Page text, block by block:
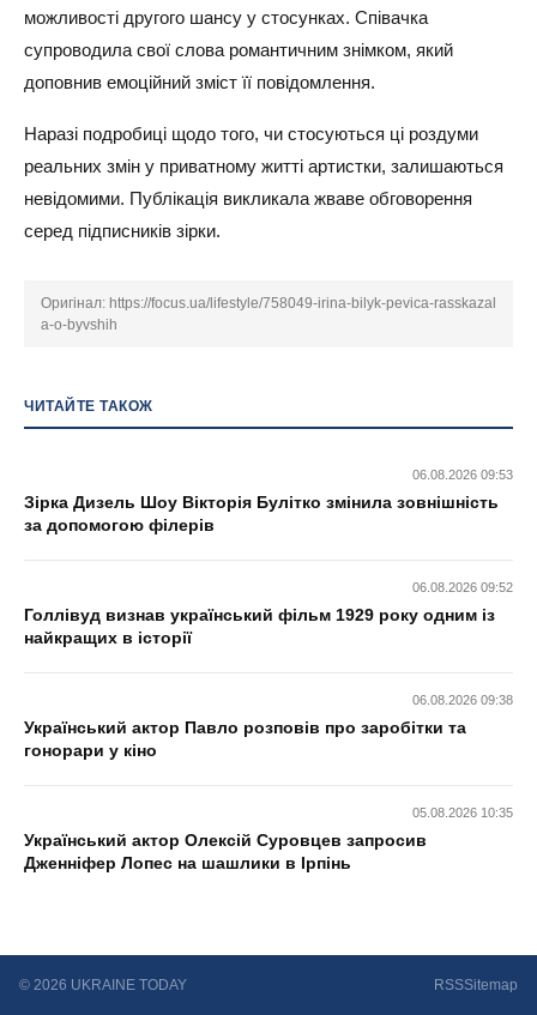
можливості другого шансу у стосунках. Співачка
супроводила свої слова романтичним знімком, який
доповнив емоційний зміст її повідомлення.
Наразі подробиці щодо того, чи стосуються ці роздуми
реальних змін у приватному житті артистки, залишаються
невідомими. Публікація викликала жваве обговорення
серед підписників зірки.
Оригінал: https://focus.ua/lifestyle/758049-irina-bilyk-pevica-rasskazal
a-o-byvshih
ЧИТАЙТЕ ТАКОЖ
06.08.2026 09:53
Зірка Дизель Шоу Вікторія Булітко змінила зовнішність
за допомогою філерів
06.08.2026 09:52
Голлівуд визнав український фільм 1929 року одним із
найкращих в історії
06.08.2026 09:38
Український актор Павло розповів про заробітки та
гонорари у кіно
05.08.2026 10:35
Український актор Олексій Суровцев запросив
Дженніфер Лопес на шашлики в Ірпінь
© 2026 UKRAINE TODAY RSSSitemap